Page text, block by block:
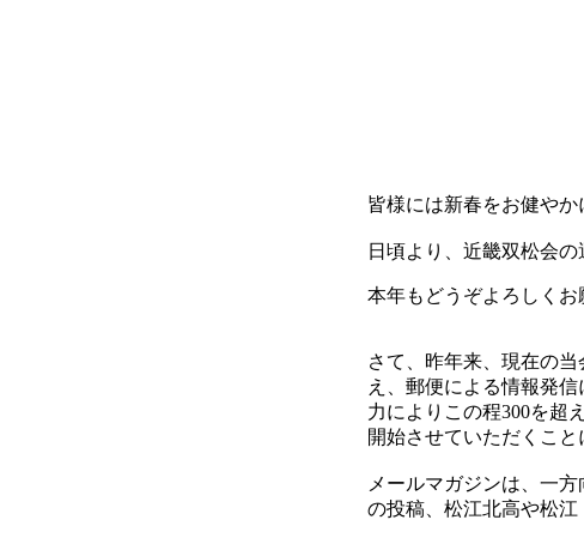
皆様には新春をお健やか
日頃より、近畿双松会
本年もどうぞよろしくお
さて、昨年来、現在の
え、郵便による情報発
力によりこの程300を超
開始させていただくこ
メールマガジンは、一
の投稿、松江北高や松